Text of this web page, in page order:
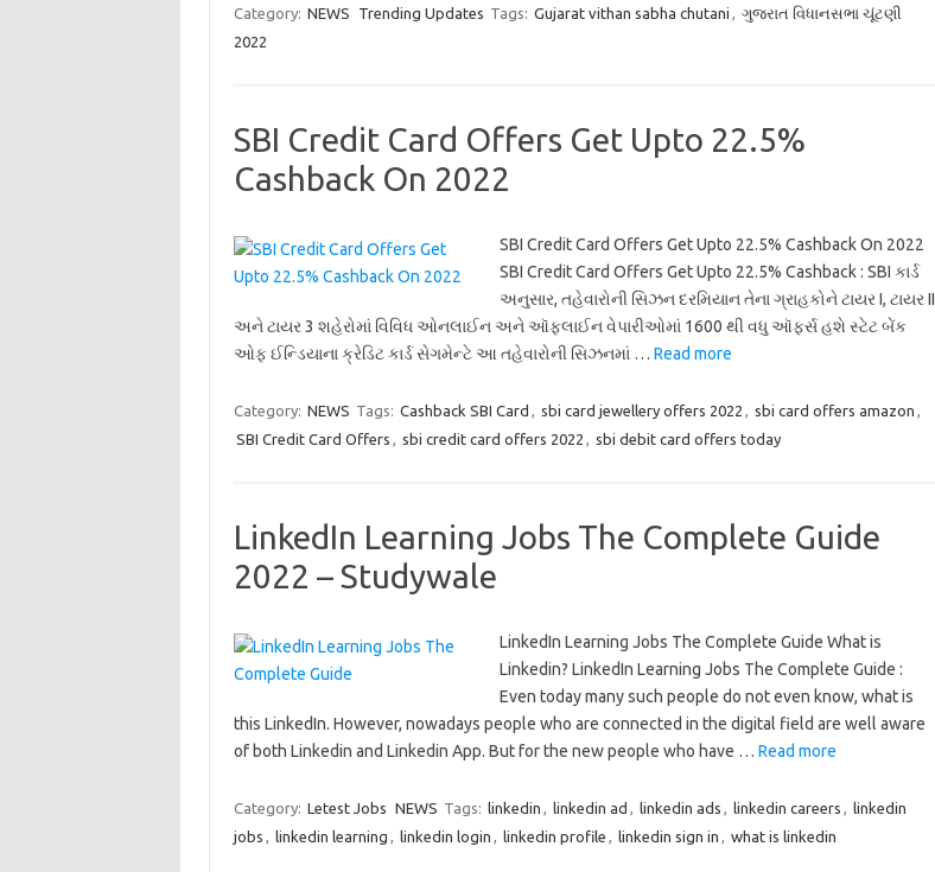
Category: NEWS Trending Updates Tags: Gujarat vithan sabha chutani , ગુજરાત વિધાનસભા ચૂંટણી
2022
SBI Credit Card Offers Get Upto 22.5%
Cashback On 2022
SBI Credit Card Offers Get Upto 22.5% Cashback On 2022
SBI Credit Card Offers Get Upto 22.5% Cashback : SBI કાર્ડ
અનુસાર, તહેવારોની સિઝન દરમિયાન તેના ગ્રાહકોને ટાયર I, ટાયર II
અને ટાયર 3 શહેરોમાં વિવિધ ઓનલાઈન અને ઑફલાઈન વેપારીઓમાં 1600 થી વધુ ઑફર્સ હશે સ્ટેટ બેંક
ઓફ ઈન્ડિયાના ક્રેડિટ કાર્ડ સેગમેન્ટે આ તહેવારોની સિઝનમાં … Read more
Category: NEWS Tags: Cashback SBI Card , sbi card jewellery offers 2022 , sbi card offers amazon ,
SBI Credit Card Offers , sbi credit card offers 2022 , sbi debit card offers today
LinkedIn Learning Jobs The Complete Guide
2022 – Studywale
LinkedIn Learning Jobs The Complete Guide What is
Linkedin? LinkedIn Learning Jobs The Complete Guide :
Even today many such people do not even know, what is
this LinkedIn. However, nowadays people who are connected in the digital field are well aware
of both Linkedin and Linkedin App. But for the new people who have … Read more
Category: Letest Jobs NEWS Tags: linkedin , linkedin ad , linkedin ads , linkedin careers , linkedin
jobs , linkedin learning , linkedin login , linkedin profile , linkedin sign in , what is linkedin